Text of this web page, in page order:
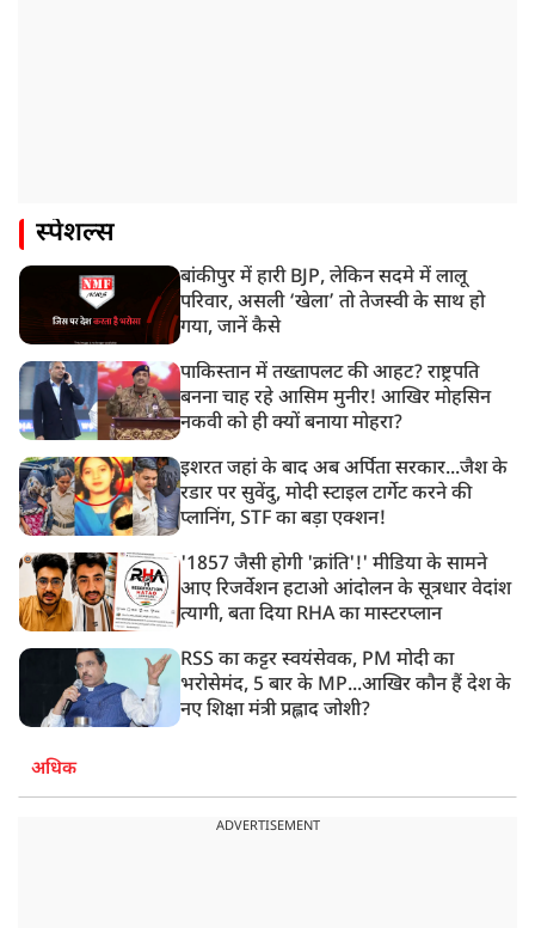
स्पेशल्स
बांकीपुर में हारी BJP, लेकिन सदमे में लालू
परिवार, असली ‘खेला’ तो तेजस्वी के साथ हो
गया, जानें कैसे
पाकिस्तान में तख्तापलट की आहट? राष्ट्रपति
बनना चाह रहे आसिम मुनीर! आखिर मोहसिन
नकवी को ही क्यों बनाया मोहरा?
इशरत जहां के बाद अब अर्पिता सरकार...जैश के
रडार पर सुवेंदु, मोदी स्टाइल टार्गेट करने की
प्लानिंग, STF का बड़ा एक्शन!
'1857 जैसी होगी 'क्रांति'!' मीडिया के सामने
आए रिजर्वेशन हटाओ आंदोलन के सूत्रधार वेदांश
त्यागी, बता दिया RHA का मास्टरप्लान
RSS का कट्टर स्वयंसेवक, PM मोदी का
भरोसेमंद, 5 बार के MP...आखिर कौन हैं देश के
नए शिक्षा मंत्री प्रह्लाद जोशी?
अधिक
ADVERTISEMENT